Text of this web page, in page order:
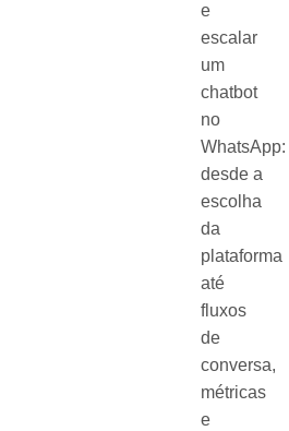
e
escalar
um
chatbot
no
WhatsApp:
desde a
escolha
da
plataforma
até
fluxos
de
conversa,
métricas
e